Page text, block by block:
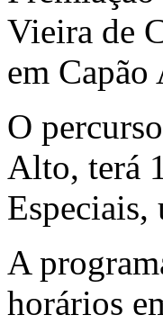
Vieira de
em
O
Alto, terá
A
horários